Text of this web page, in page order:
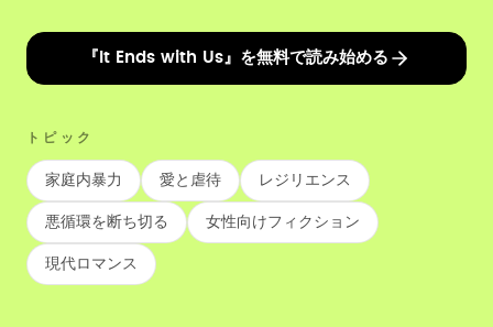
『It Ends with Us』を無料で読み始める
トピック
家庭内暴力 愛と虐待 レジリエンス
悪循環を断ち切る 女性向けフィクション
現代ロマンス